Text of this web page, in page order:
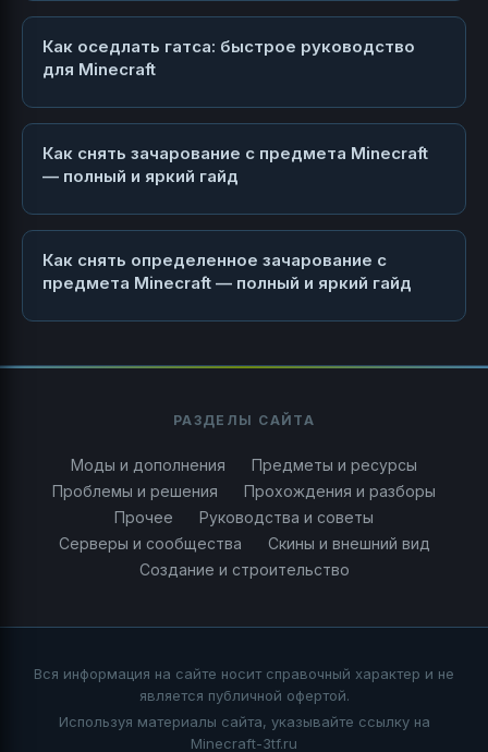
Как оседлать гатса: быстрое руководство
для Minecraft
Как снять зачарование с предмета Minecraft
— полный и яркий гайд
Как снять определенное зачарование с
предмета Minecraft — полный и яркий гайд
РАЗДЕЛЫ САЙТА
Моды и дополнения
Предметы и ресурсы
Проблемы и решения
Прохождения и разборы
Прочее
Руководства и советы
Серверы и сообщества
Скины и внешний вид
Создание и строительство
Вся информация на сайте носит справочный характер и не
является публичной офертой.
Используя материалы сайта, указывайте ссылку на
Minecraft-3tf.ru